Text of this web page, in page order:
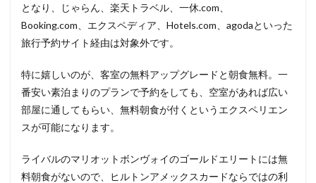
となり、じゃらん、楽天トラベル、一休.com、
Booking.com、エクスペディア、Hotels.com、agodaといった
旅行予約サイト経由は対象外です。
特に嬉しいのが、客室の無料アップグレードと朝食無料。一
番安い素泊まりのプランで予約をしても、空室があれば広い
部屋に通してもらい、無料朝食が付くというエクスペリエン
スが可能になります。
ライバルのマリオットボンヴォイのゴールドエリートには無
料朝食がないので、ヒルトンアメックスカードならではの利